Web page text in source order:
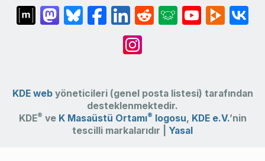
KDE webyöneticileri (genel posta listesi) tarafından
desteklenmektedir.
KDE® ve K Masaüstü Ortamı® logosu, KDE e.V.’nin
tescilli markalarıdır | Yasal